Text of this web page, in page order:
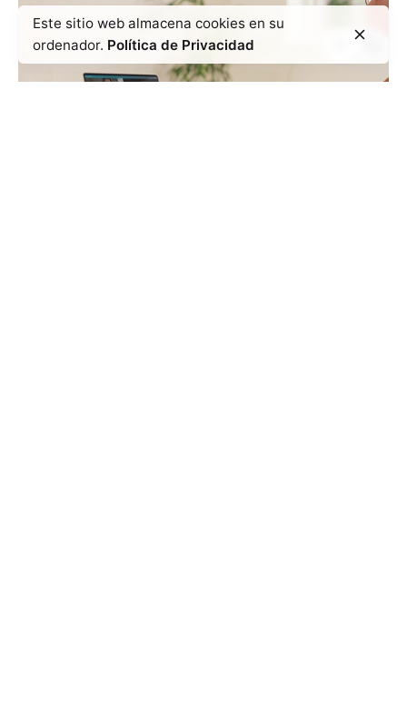
Este sitio web almacena cookies en su
ordenador. Política de Privacidad